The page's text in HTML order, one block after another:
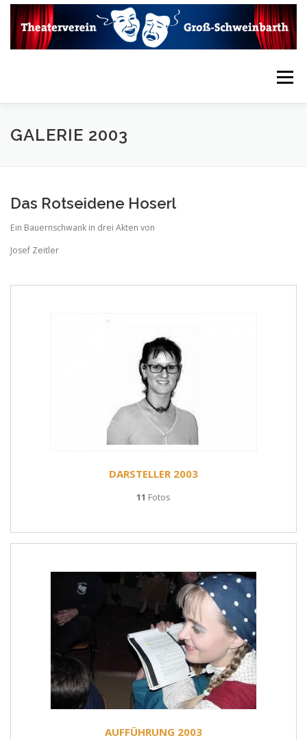
Zum
Inhalt
springen
Menü
HOME VEREIN
MEDIENARCHIV VIDEOARCHIV
GALERIE 2003
Das Rotseidene Hoserl
Ein Bauernschwank in drei Akten von
Josef Zeitler
DARSTELLER 2003
11 Fotos
AUFFÜHRUNG 2003